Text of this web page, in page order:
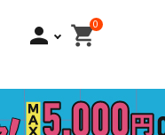
person 0
shopping_cart